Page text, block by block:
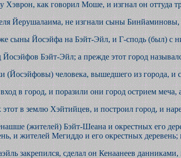
Хэврон, как говорил Моше, и изгнал он оттуда
Йерушалаима, не изгнали сыны
сыны Йосэйфа на Бэйт-Эйл, и Г-сподь (был) с
Бэйт-Эйл; а прежде этот город
(Йосэйфовы) человека, вышедшего из города, и
в город, и поразили они город острием меча,
в землю Хэйтийцев, и построил город, и
(жителей) Бэйт-Шеана и окрестных его
и жителей Мегиддо и его окрестных
закрепился, сделал он Кенаанеев данниками,